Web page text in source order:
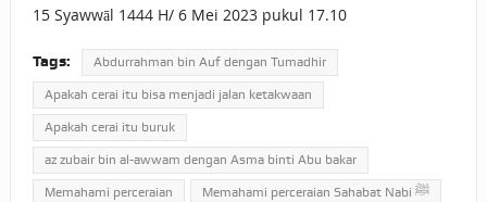
15 Syawwāl 1444 H/ 6 Mei 2023 pukul 17.10
Tags: Abdurrahman bin Auf dengan Tumadhir
Apakah cerai itu bisa menjadi jalan ketakwaan
Apakah cerai itu buruk
az zubair bin al-awwam dengan Asma binti Abu bakar
Memahami perceraian Memahami perceraian Sahabat Nabi ﷺ